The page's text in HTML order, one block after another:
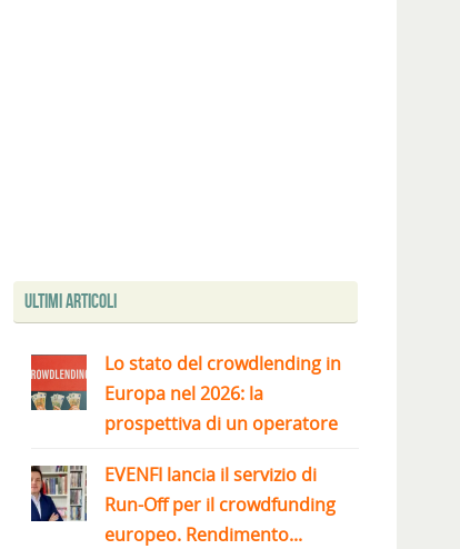
Ultimi articoli
Lo stato del crowdlending in
Europa nel 2026: la
prospettiva di un operatore
EVENFI lancia il servizio di
Run-Off per il crowdfunding
europeo. Rendimento...